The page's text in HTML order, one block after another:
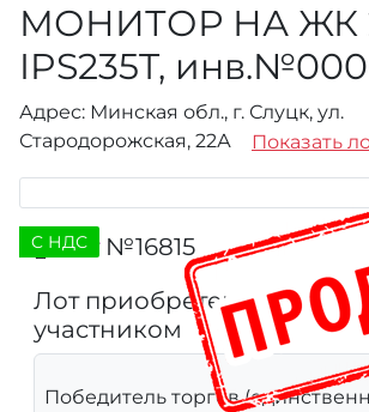
МОНИТОР НА ЖК
IPS235T,
Адрес: Минская обл., г. Слуцк, ул.
Стародорожская, 22А
Показать
C НДС
Лот №16815
Лот приобретен
участником
Победитель торгов